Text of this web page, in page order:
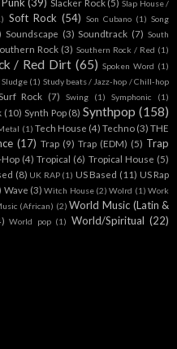
Slap House /
Soft Rock (54) Son Cubano (1) Song
Soundscape (3) Soundtrack (7) South
Rock (3) Southern Rock / Red (1)
/ Red Dirt (65) Spoken Word (1)
(1) Study beats / Jazz-hop / Chill-hop
Surf Rock (7) Swing (1) Symphonic (1)
(10) Synth Pop (8) Synthpop (158)
(1) Tech House (4) Techno (3) THE
(17) Trap (9) Trap (EDM) (5) Trap
(4) Tropical (6) Tropical House (5)
(8) UK RAP (1) US Based (11) US Rap
Wave (3) Witch House (2) Wolrd (1) Work
(African) (2) World Music (Latin &
World pop (1) World/Spiritual (22)